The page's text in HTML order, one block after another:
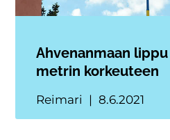
Ahvenanmaan
metrin korkeuteen
Reimari 8.6.2021